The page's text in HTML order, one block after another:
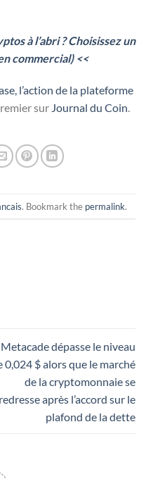
à l’abri ? Choisissez un
commercial) <<
l’action de la plateforme
sur Journal du Coin.
. Bookmark the permalink.
Metacade dépasse le niveau
0,024 $ alors que le marché
de la cryptomonnaie se
redresse après l’accord sur le
plafond de la dette